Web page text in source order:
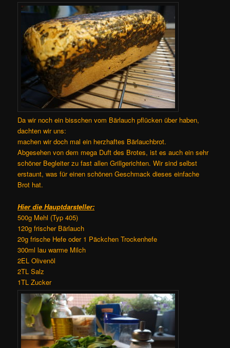
Da wir noch ein bisschen vom Bärlauch pflücken über haben,
dachten wir uns:
machen wir doch mal ein herzhaftes Bärlauchbrot.
Abgesehen von dem mega Duft des Brotes, ist es auch ein sehr
schöner Begleiter zu fast allen Grillgerichten. Wir sind selbst
erstaunt, was für einen schönen Geschmack dieses einfache
Brot hat.
Hier die Hauptdarsteller:
500g Mehl (Typ 405)
120g frischer Bärlauch
20g frische Hefe oder 1 Päckchen Trockenhefe
300ml lau warme Milch
2EL Olivenöl
2TL Salz
1TL Zucker